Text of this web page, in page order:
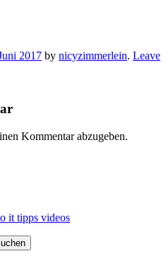
2017 by nicyzimmerlein. Leave
Kommentar abzugeben.
it tipps videos